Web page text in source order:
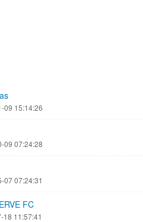
09 15:14:26
09 07:24:28
07 07:24:31
FC
18 11:57:41